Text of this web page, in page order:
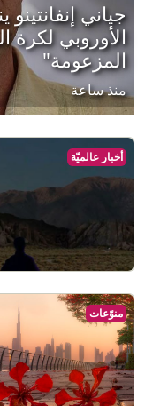
جياني
الأوروبي لكرة
المزعومة"
منذ ساعة
أخبار عالميّة
منوّعات